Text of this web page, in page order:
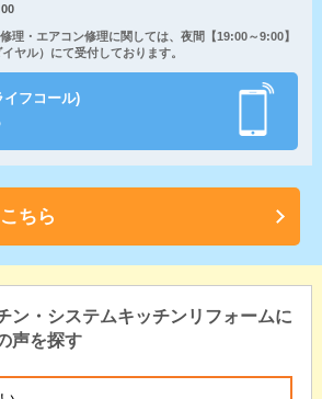
理・エアコン修理に関しては、夜間【19:00～9:00】
ヤル）にて受付しております。
イフコール)
ちら
ン・システムキッチンリフォームに
声を探す